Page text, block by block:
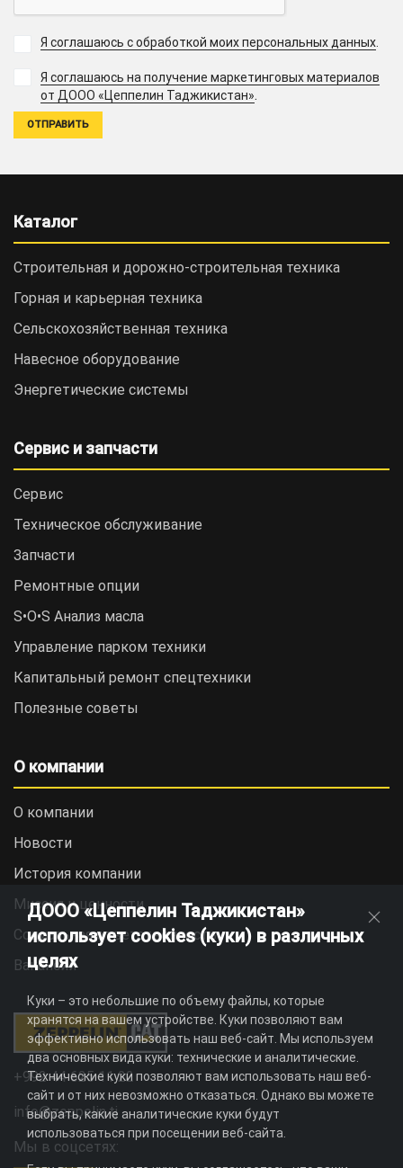
Я соглашаюсь с обработкой моих персональных данных.
Я соглашаюсь на получение маркетинговых материалов
от ДООО «Цеппелин Таджикистан».
Каталог
Строительная и дорожно-cтроительная техника
Горная и карьерная техника
Сельскохозяйственная техника
Навесное оборудование
Энергетические системы
Сервис и запчасти
Сервис
Техническое обслуживание
Запчасти
Ремонтные опции
S•O•S Анализ масла
Управление парком техники
Капитальный ремонт спецтехники
Полезные советы
О компании
О компании
Новости
История компании
Миссия и ценности
Социальная ответственность
Вакансии
+992 44 625 11 22
info@zeppelin.tj
Мы в соцсетях:
ДООО «Цеппелин Таджикистан»
использует cookies (куки) в различных
целях
Куки – это небольшие по объему файлы, которые
хранятся на вашем устройстве. Куки позволяют вам
эффективно использовать наш веб-сайт. Мы используем
два основных вида куки: технические и аналитические.
Технические куки позволяют вам использовать наш веб-
сайт и от них невозможно отказаться. Однако вы можете
выбрать, какие аналитические куки будут
использоваться при посещении веб-сайта.